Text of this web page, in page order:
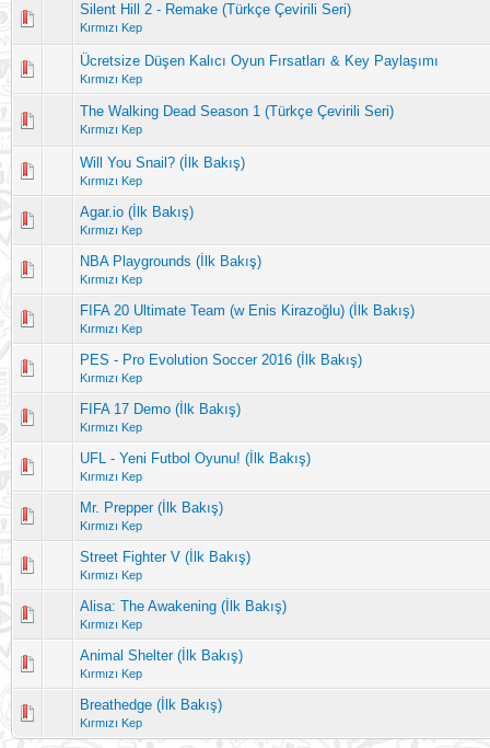
Silent Hill 2 - Remake (Türkçe Çevirili Seri)
Kırmızı Kep
Ücretsize Düşen Kalıcı Oyun Fırsatları & Key Paylaşımı
Kırmızı Kep
The Walking Dead Season 1 (Türkçe Çevirili Seri)
Kırmızı Kep
Will You Snail? (İlk Bakış)
Kırmızı Kep
Agar.io (İlk Bakış)
Kırmızı Kep
NBA Playgrounds (İlk Bakış)
Kırmızı Kep
FIFA 20 Ultimate Team (w Enis Kirazoğlu) (İlk Bakış)
Kırmızı Kep
PES - Pro Evolution Soccer 2016 (İlk Bakış)
Kırmızı Kep
FIFA 17 Demo (İlk Bakış)
Kırmızı Kep
UFL - Yeni Futbol Oyunu! (İlk Bakış)
Kırmızı Kep
Mr. Prepper (İlk Bakış)
Kırmızı Kep
Street Fighter V (İlk Bakış)
Kırmızı Kep
Alisa: The Awakening (İlk Bakış)
Kırmızı Kep
Animal Shelter (İlk Bakış)
Kırmızı Kep
Breathedge (İlk Bakış)
Kırmızı Kep